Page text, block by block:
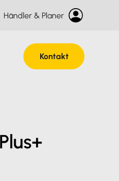
Händler & Planer
Kontakt